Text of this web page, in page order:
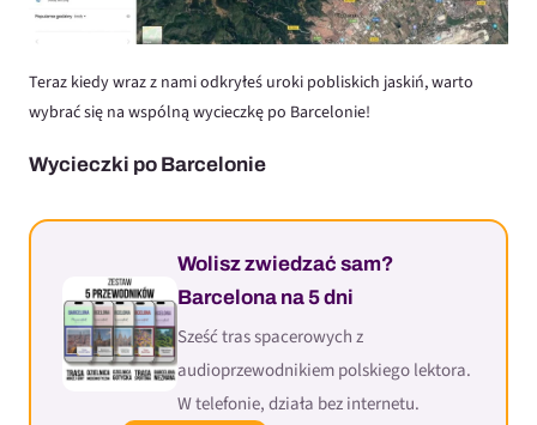
Teraz kiedy wraz z nami odkryłeś uroki pobliskich jaskiń, warto
wybrać się na wspólną wycieczkę po Barcelonie!
Wycieczki po Barcelonie
Wolisz zwiedzać sam?
Barcelona na 5 dni
Sześć tras spacerowych z
audioprzewodnikiem polskiego lektora.
W telefonie, działa bez internetu.